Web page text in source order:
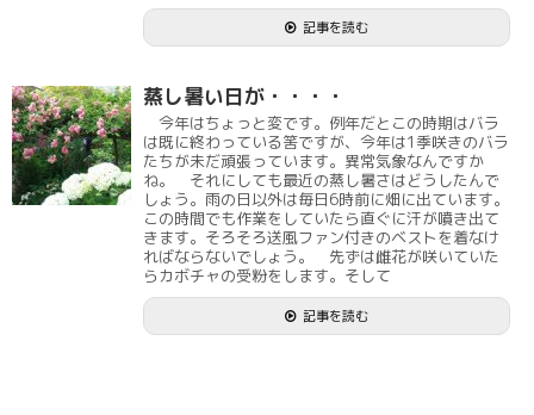
記事を読む
蒸し暑い日が・・・・
今年はちょっと変です。例年だとこの時期はバラ
は既に終わっている筈ですが、今年は1季咲きのバラ
たちが未だ頑張っています。異常気象なんですか
ね。 それにしても最近の蒸し暑さはどうしたんで
しょう。雨の日以外は毎日6時前に畑に出ています。
この時間でも作業をしていたら直ぐに汗が噴き出て
きます。そろそろ送風ファン付きのベストを着なけ
ればならないでしょう。 先ずは雌花が咲いていた
らカボチャの受粉をします。そして
記事を読む